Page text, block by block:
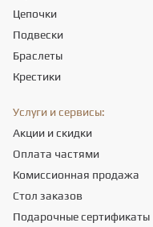
Цепочки
Подвески
Браслеты
Крестики
Услуги и сервисы:
Акции и скидки
Оплата частями
Комиссионная продажа
Стол заказов
Подарочные сертификаты